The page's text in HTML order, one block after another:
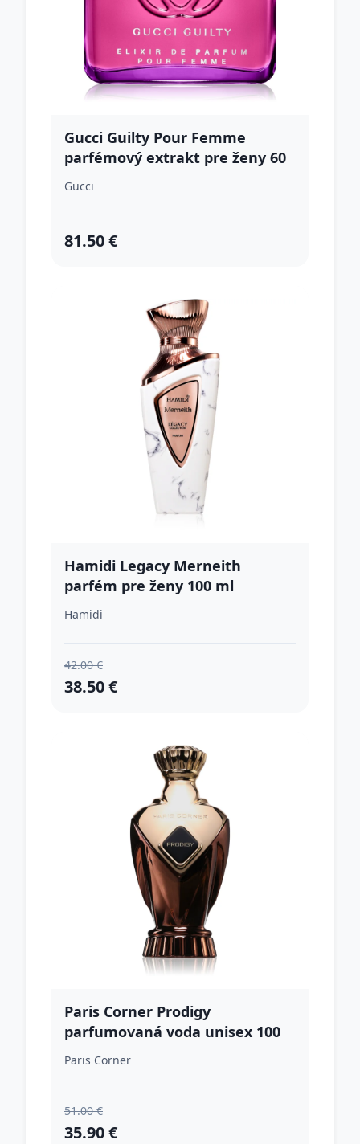
Gucci Guilty Pour Femme
parfémový extrakt pre ženy 60
ml
Gucci
81.50 €
Hamidi Legacy Merneith
parfém pre ženy 100 ml
Hamidi
42.00 €
38.50 €
Paris Corner Prodigy
parfumovaná voda unisex 100
ml
Paris Corner
51.00 €
35.90 €